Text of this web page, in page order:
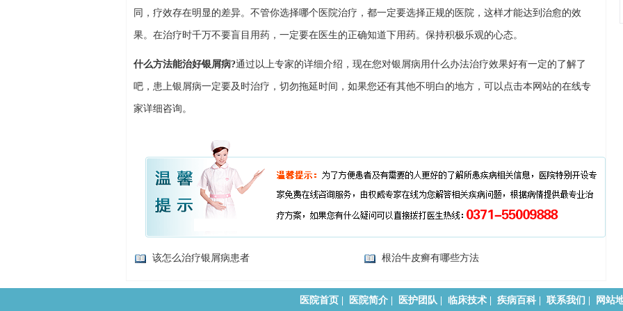
同，疗效存在明显的差异。不管你选择哪个医院治疗，都一定要选择正规的医院，这样才能达到治愈的效
果。在治疗时千万不要盲目用药，一定要在医生的正确知道下用药。保持积极乐观的心态。
什么方法能治好银屑病?通过以上专家的详细介绍，现在您对银屑病用什么办法治疗效果好有一定的了解了
吧，患上银屑病一定要及时治疗，切勿拖延时间，如果您还有其他不明白的地方，可以点击本网站的在线专
家详细咨询。
该怎么治疗银屑病患者 根治牛皮癣有哪些方法
医院首页 医院简介 医护团队 临床技术 疾病百科 联系我们 网站